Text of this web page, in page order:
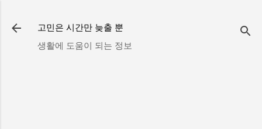
고민은 시간만 늦출 뿐
생활에 도움이 되는 정보